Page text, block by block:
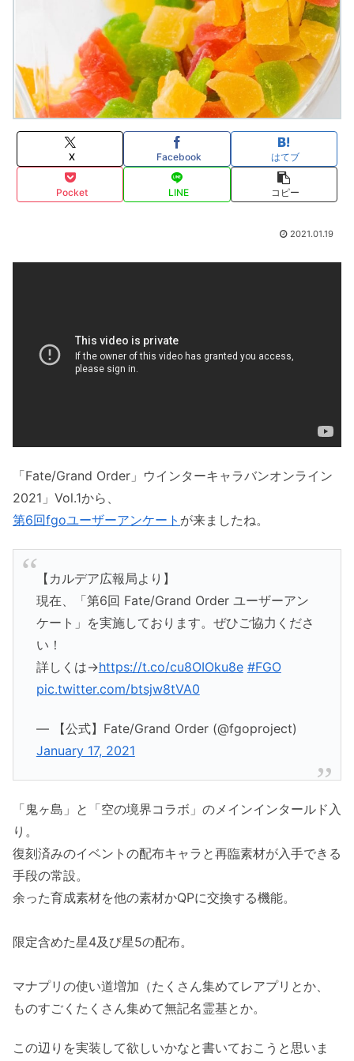
X Facebook はてブ
Pocket LINE コピー
2021.01.19
「Fate/Grand Order」ウインターキャラバンオンライン
2021」Vol.1から、
第6回fgoユーザーアンケート が来ましたね。
【カルデア広報局より】
現在、「第6回 Fate/Grand Order ユーザーアン
ケート」を実施しております。ぜひご協力くださ
い！
詳しくは→https://t.co/cu8OIOku8e #FGO
pic.twitter.com/btsjw8tVA0
— 【公式】Fate/Grand Order (@fgoproject)
January 17, 2021
「鬼ヶ島」と「空の境界コラボ」のメインインタールド入
り。
復刻済みのイベントの配布キャラと再臨素材が入手できる
手段の常設。
余った育成素材を他の素材かQPに交換する機能。
限定含めた星4及び星5の配布。
マナプリの使い道増加（たくさん集めてレアプリとか、
ものすごくたくさん集めて無記名霊基とか。
この辺りを実装して欲しいかなと書いておこうと思いま